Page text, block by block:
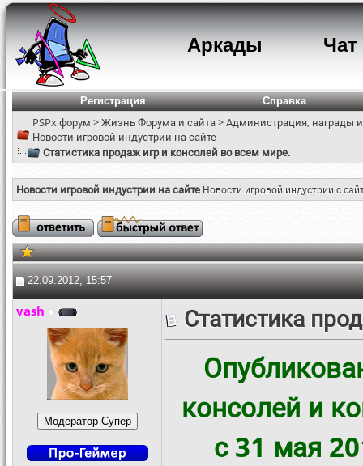
Аркады Чат
Регистрация Справка
PSPx форум >Жизнь Форума и сайта>Администрация, награды
Новости игровой индустрии на сайте
Статистика продаж игр и консолей во всем мире.
Новости игровой индустрии на сайтеНовости игровой индустрии с
22.09.2012, 15:57
vash Статистика
консолей и
с 31 мая